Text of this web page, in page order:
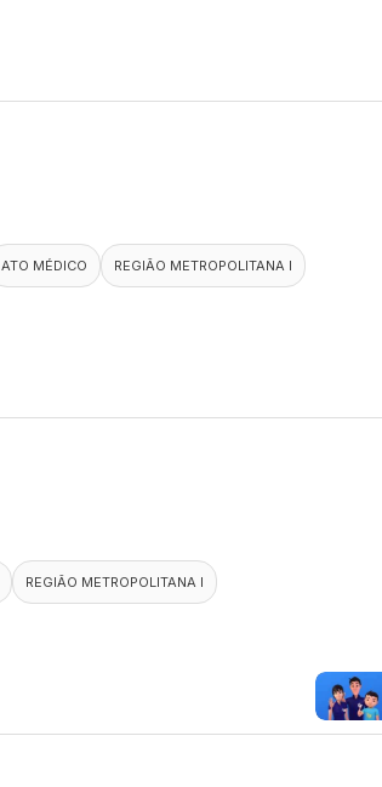
ATO MÉDICO REGIÃO METROPOLITANA I
REGIÃO METROPOLITANA I